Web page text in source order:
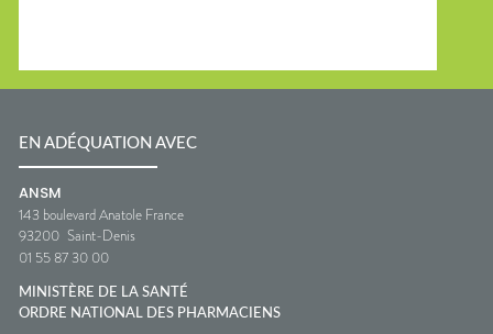
EN ADÉQUATION AVEC
ANSM
143 boulevard Anatole France
93200 Saint-Denis
01 55 87 30 00
MINISTÈRE DE LA SANTÉ
ORDRE NATIONAL DES PHARMACIENS